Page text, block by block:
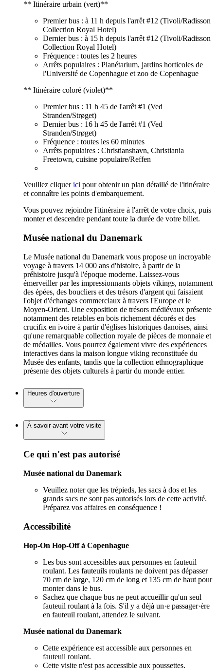
** Itinéraire urbain (vert)**
Premier bus : à 11 h depuis l'arrêt #12 (Tivoli/Radisson
Collection Royal Hotel)
Dernier bus : à 15 h depuis l'arrêt #12 (Tivoli/Radisson
Collection Royal Hotel)
Fréquence : toutes les 2 heures
Arrêts populaires : Planétarium, jardins horticoles de
l'Université de Copenhague et zoo de Copenhague
** Itinéraire coloré (violet)**
Premier bus : 11 h 45 de l'arrêt #1 (Ved
Stranden/Strøget)
Dernier bus : 16 h 45 de l'arrêt #1 (Ved
Stranden/Strøget)
Fréquence : toutes les 60 minutes
Arrêts populaires : Christianshavn, Christiania
Freetown, cuisine populaire/Reffen
Veuillez cliquerici pour obtenir un plan détaillé de l'itinéraire
et connaître les points d'embarquement.
Vous pouvez rejoindre l'itinéraire à l'arrêt de votre choix, puis
monter et descendre pendant toute la durée de votre billet.
Musée national du Danemark
Le Musée national du Danemark vous propose un incroyable
voyage à travers 14 000 ans d'histoire, à partir de la
préhistoire jusqu'à l'époque moderne. Laissez-vous
émerveiller par les impressionnants objets vikings, notamment
des épées, des boucliers et des trésors d'argent qui faisaient
l'objet d'échanges commerciaux à travers l'Europe et le
Moyen-Orient. Une exposition de trésors médiévaux présente
notamment des retables en bois richement décorés et des
crucifix en ivoire à partir d'églises historiques danoises, ainsi
qu'une remarquable collection royale de pièces de monnaie et
de médailles. Vous pourrez également vivre des expériences
interactives dans la maison longue viking reconstituée du
Musée des enfants, tandis que la collection ethnographique
présente des objets culturels à partir du monde entier.
Heures d'ouverture
À savoir avant votre visite
Ce qui n'est pas autorisé
Musée national du Danemark
Veuillez noter que les trépieds, les sacs à dos et les
grands sacs ne sont pas autorisés lors de cette activité.
Préparez vos affaires en conséquence !
Accessibilité
Hop-On Hop-Off à Copenhague
Les bus sont accessibles aux personnes en fauteuil
roulant. Les fauteuils roulants ne doivent pas dépasser
70 cm de large, 120 cm de long et 135 cm de haut pour
monter dans le bus.
Sachez que chaque bus ne peut accueillir qu'un seul
fauteuil roulant à la fois. S'il y a déjà un·e passager·ère
en fauteuil roulant, attendez le suivant.
Musée national du Danemark
Cette expérience est accessible aux personnes en
fauteuil roulant.
Cette visite n'est pas accessible aux poussettes.